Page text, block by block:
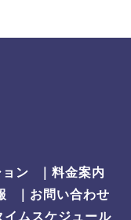
ン
｜料金案内
｜お問い合わせ
イムスケジュール